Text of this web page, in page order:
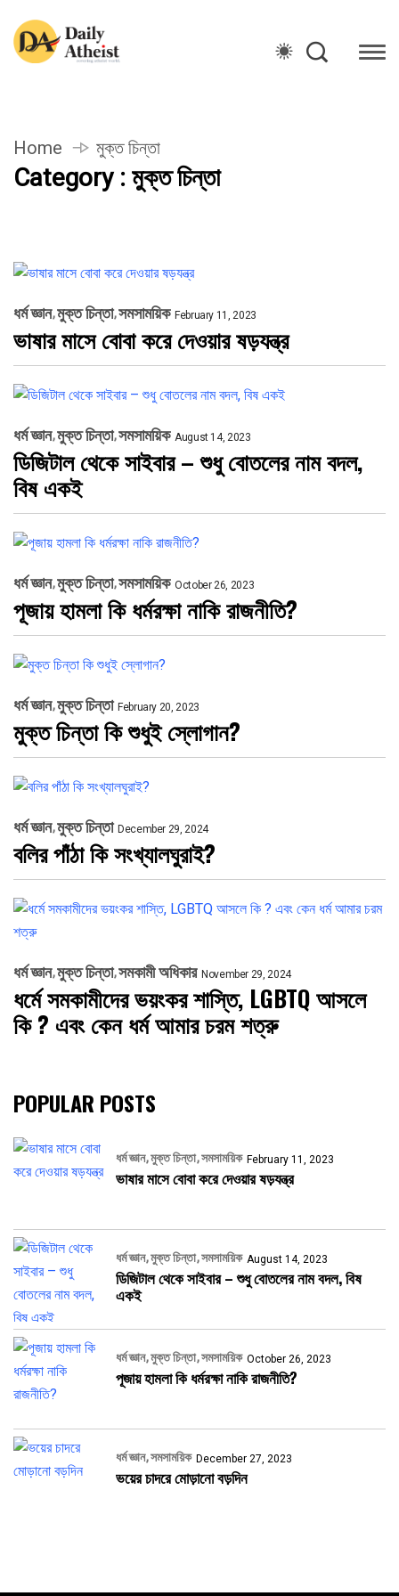
Home মুক্ত চিন্তা
Category : মুক্ত চিন্তা
ধর্ম জ্ঞান মুক্ত চিন্তা সমসাময়িক February 11, 2023
ভাষার মাসে বোবা করে দেওয়ার ষড়যন্ত্র
ধর্ম জ্ঞান মুক্ত চিন্তা সমসাময়িক August 14, 2023
ডিজিটাল থেকে সাইবার – শুধু বোতলের নাম বদল,
বিষ একই
ধর্ম জ্ঞান মুক্ত চিন্তা সমসাময়িক October 26, 2023
পূজায় হামলা কি ধর্মরক্ষা নাকি রাজনীতি?
ধর্ম জ্ঞান মুক্ত চিন্তা February 20, 2023
মুক্ত চিন্তা কি শুধুই স্লোগান?
ধর্ম জ্ঞান মুক্ত চিন্তা December 29, 2024
বলির পাঁঠা কি সংখ্যালঘুরাই?
ধর্ম জ্ঞান মুক্ত চিন্তা সমকামী অধিকার November 29, 2024
ধর্মে সমকামীদের ভয়ংকর শাস্তি, LGBTQ আসলে
কি ? এবং কেন ধর্ম আমার চরম শত্রু
POPULAR POSTS
ধর্ম জ্ঞান মুক্ত চিন্তা সমসাময়িক February 11, 2023
ভাষার মাসে বোবা করে দেওয়ার ষড়যন্ত্র
ধর্ম জ্ঞান মুক্ত চিন্তা সমসাময়িক August 14, 2023
ডিজিটাল থেকে সাইবার – শুধু বোতলের নাম বদল, বিষ
একই
ধর্ম জ্ঞান মুক্ত চিন্তা সমসাময়িক October 26, 2023
পূজায় হামলা কি ধর্মরক্ষা নাকি রাজনীতি?
ধর্ম জ্ঞান সমসাময়িক December 27, 2023
ভয়ের চাদরে মোড়ানো বড়দিন